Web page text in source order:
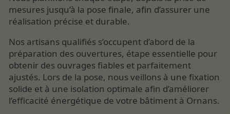
mesures jusqu’à la pose finale, afin d’assurer une
réalisation précise et durable.
Nos artisans qualifiés s’occupent d’abord de la
préparation des ouvertures, étape essentielle pour
obtenir des ouvrages fiables et parfaitement
ajustés. Lors de la pose, nous veillons à une fixation
solide et à une isolation optimale afin d’améliorer
l’efficacité énergétique de votre bâtiment à Ornans.